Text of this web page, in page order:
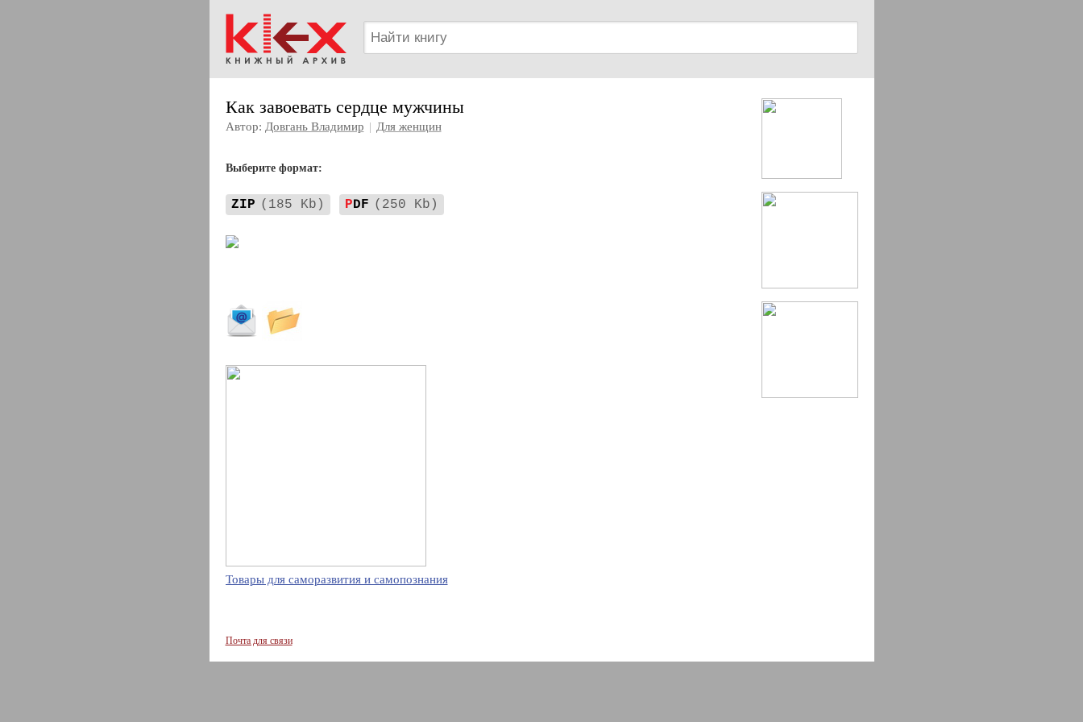
Как завоевать сердце мужчины
Автор: Довгань Владимир | Для женщин
Выберите формат:
ZIP (185 Kb) PDF (250 Kb)
Товары для саморазвития и самопознания
Почта для связи